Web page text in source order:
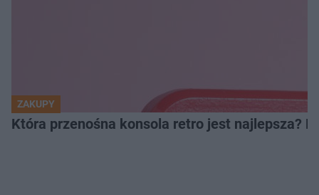
ZAKUPY
Która przenośna konsola retro jest najlepsza?